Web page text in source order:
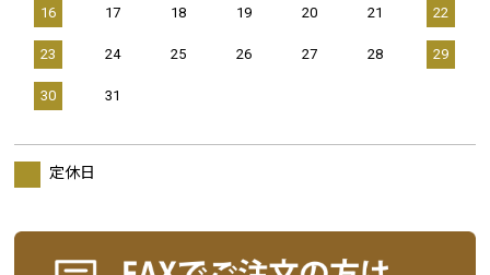
16 17 18 19 20 21 22
23 24 25 26 27 28 29
30 31
定休日